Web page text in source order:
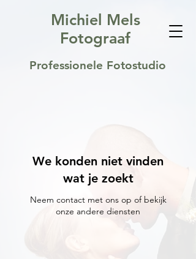
Michiel Mels
Fotograaf
Professionele Fotostudio
We konden niet vinden
wat je zoekt
Neem contact met ons op of bekijk
onze andere diensten